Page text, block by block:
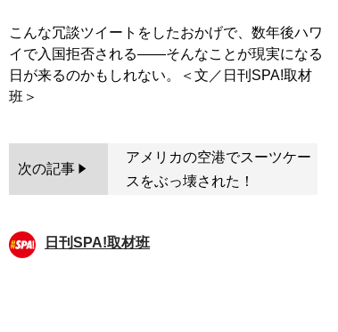
こんな冗談ツイートをしたおかげで、数年後ハワ
イで入国拒否される――そんなことが現実になる
日が来るのかもしれない。＜文／日刊SPA!取材
次の記事
アメリカの空港でスーツケー
スをぶっ壊された！
日刊SPA!取材班